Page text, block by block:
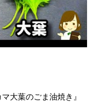
大葉のごま油焼き』